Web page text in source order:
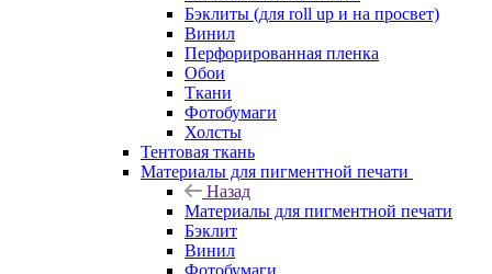
Бэклиты (для roll up и на просвет)
Винил
Перфорированная пленка
Обои
Ткани
Фотобумаги
Холсты
Тентовая ткань
Материалы для пигментной печати
Назад
Материалы для пигментной печати
Бэклит
Винил